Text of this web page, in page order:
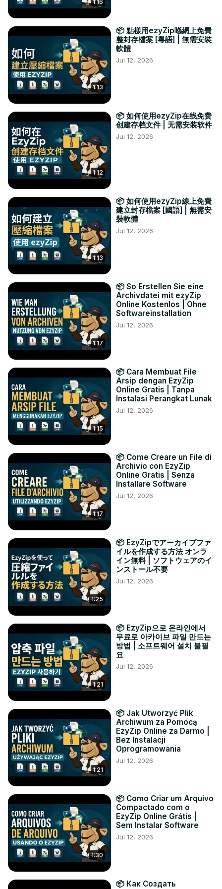
1:16
1:13
📦 點樣用ezyZip喺網上免費
整封存檔案 [粵語] | 無需安裝
軟體
Jul 12, 2026
1:12
📦 如何使用ezyZip在线免费
创建存档文件 | 无需安装软件
Jul 12, 2026
1:13
📦 如何使用ezyZip線上免費
建立封存檔案 [國語] | 無需安
裝軟體
Jul 12, 2026
1:17
📦 So Erstellen Sie eine
Archivdatei mit ezyZip
Online Kostenlos | Ohne
Softwareinstallation
Jul 12, 2026
1:15
📦 Cara Membuat File
Arsip dengan EzyZip
Online Gratis | Tanpa
Instalasi Perangkat Lunak
Jul 12, 2026
1:17
📦 Come Creare un File di
Archivio con EzyZip
Online Gratis | Senza
Installare Software
Jul 12, 2026
1:25
📦 EzyZipでアーカイブファ
イルを作成する方法 オンラ
イン無料 | ソフトウェアのイ
ンストール不要
Jul 12, 2026
1:21
📦 EzyZip으로 온라인에서
무료로 아카이브 파일 만드는
방법 | 소프트웨어 설치 불필
요
Jul 12, 2026
1:21
📦 Jak Utworzyć Plik
Archiwum za Pomocą
EzyZip Online za Darmo |
Bez Instalacji
Oprogramowania
Jul 12, 2026
1:30
📦 Como Criar um Arquivo
Compactado com o
EzyZip Online Grátis |
Sem Instalar Software
Jul 12, 2026
📦 Как Создать